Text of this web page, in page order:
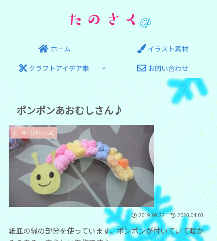
ホーム
イラスト素材
クラフトアイデア集
お問い合わせ
ポンポンあおむしさん♪
1．春 (3月～5月)
2019.09.22 2020.04.03
紙皿の縁の部分を使っています。ポンポンが付いていて暖か